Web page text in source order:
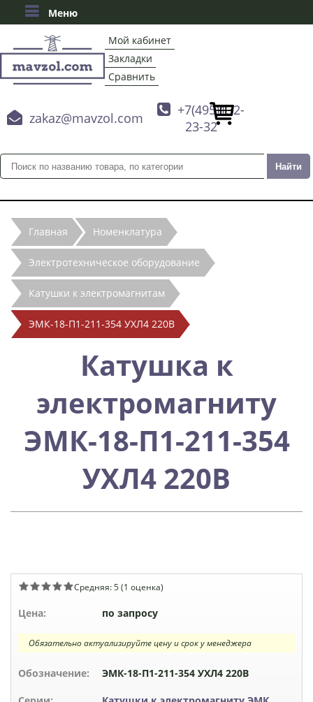
Меню
Мой кабинет
Закладки
Сравнить
 zakaz@mavzol.com
 +7(495)132-
23-32
Главная Номенклатура
Электротехническое оборудование
Катушки к электромагнитам
ЭМК-18-П1-211-354 УХЛ4 220В
Катушка к
электромагниту
ЭМК-18-П1-211-354
УХЛ4 220В
Средняя:5(1 оценка)
Цена: по запросу
Обязательно актуализируйте цену и срок у менеджера
Обозначение: ЭМК-18-П1-211-354 УХЛ4 220В